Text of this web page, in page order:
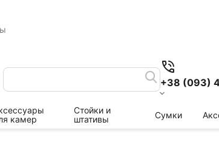
+38 (093)
камер
Стойки и
штативы
Сумки